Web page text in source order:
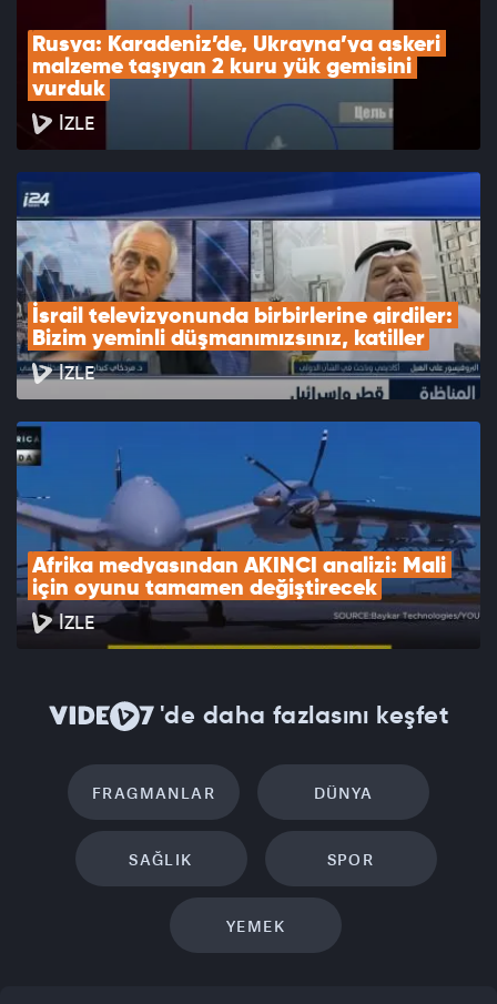
Rusya: Karadeniz’de, Ukrayna’ya askeri
malzeme taşıyan 2 kuru yük gemisini
vurduk
İZLE
İsrail televizyonunda birbirlerine girdiler:
Bizim yeminli düşmanımızsınız, katiller
İZLE
Afrika medyasından AKINCI analizi: Mali
için oyunu tamamen değiştirecek
İZLE
'de daha fazlasını keşfet
FRAGMANLAR DÜNYA
SAĞLIK SPOR
YEMEK